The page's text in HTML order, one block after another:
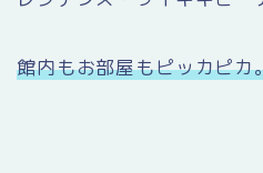
館内もお部屋もピッカピカ